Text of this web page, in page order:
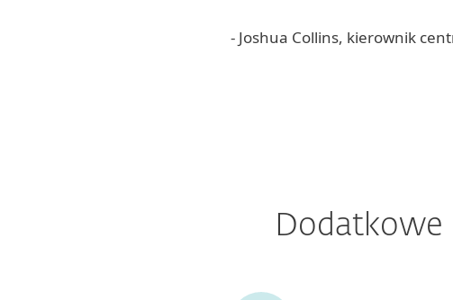
- Joshua Collins, kierownik
Dodatkowe